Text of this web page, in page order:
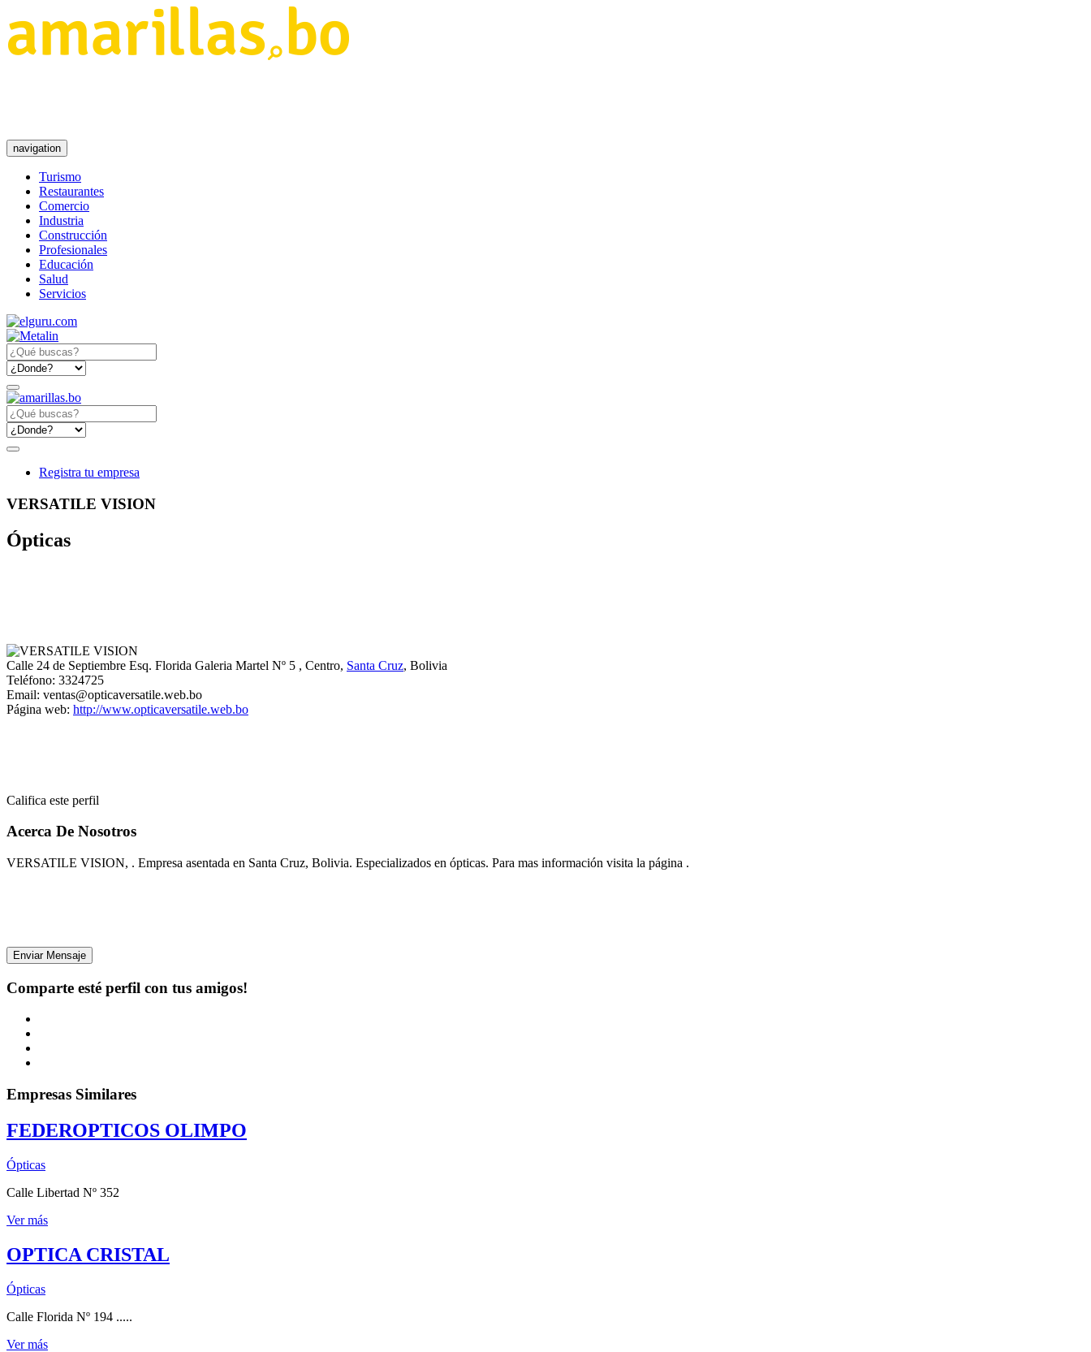
navigation
Turismo
Restaurantes
Comercio
Industria
Construcción
Profesionales
Educación
Salud
Servicios
Registra tu empresa
VERSATILE VISION
Ópticas
Calle 24 de Septiembre Esq. Florida Galeria Martel Nº 5 , Centro, Santa Cruz, Bolivia
Teléfono: 3324725
Email: ventas@opticaversatile.web.bo
Página web: http://www.opticaversatile.web.bo
Califica este perfil
Acerca De Nosotros
VERSATILE VISION, . Empresa asentada en Santa Cruz, Bolivia. Especializados en ópticas. Para mas información visita la página .
Enviar Mensaje
Comparte esté perfil con tus amigos!
Empresas Similares
FEDEROPTICOS OLIMPO
Ópticas
Calle Libertad Nº 352
Ver más
OPTICA CRISTAL
Ópticas
Calle Florida Nº 194 .....
Ver más